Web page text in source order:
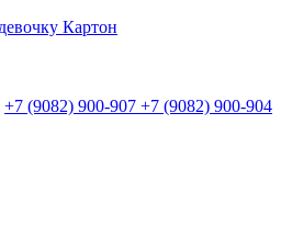
+7 (9082) 900-907 +7 (9082) 900-904